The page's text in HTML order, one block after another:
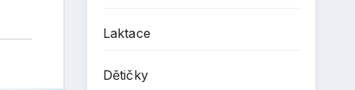
Laktace
Dětičky